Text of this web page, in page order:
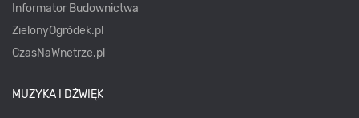
Informator Budownictwa
ZielonyOgródek.pl
CzasNaWnetrze.pl
MUZYKA I DŹWIĘK